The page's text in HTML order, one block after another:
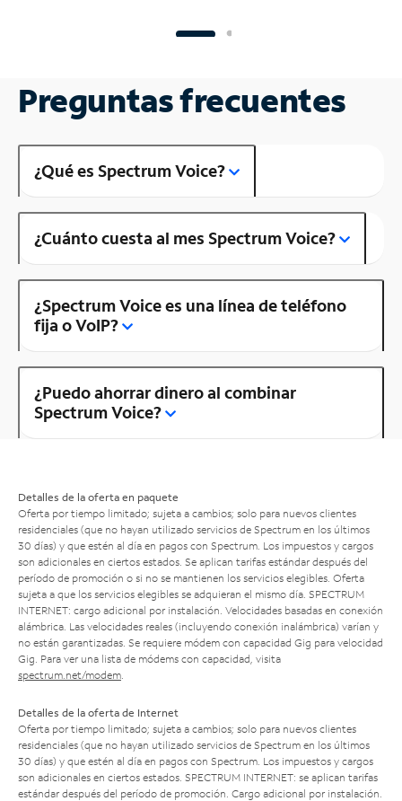
Preguntas frecuentes
¿Qué es Spectrum Voice?
¿Cuánto cuesta al mes Spectrum Voice?
¿Spectrum Voice es una línea de teléfono
fija o VoIP?
¿Puedo ahorrar dinero al combinar
Spectrum Voice?
Detalles de la oferta en paquete
Oferta por tiempo limitado; sujeta a cambios; solo para nuevos clientes
residenciales (que no hayan utilizado servicios de Spectrum en los últimos
30 días) y que estén al día en pagos con Spectrum. Los impuestos y cargos
son adicionales en ciertos estados. Se aplican tarifas estándar después del
período de promoción o si no se mantienen los servicios elegibles. Oferta
sujeta a que los servicios elegibles se adquieran el mismo día. SPECTRUM
INTERNET: cargo adicional por instalación. Velocidades basadas en conexión
alámbrica. Las velocidades reales (incluyendo conexión inalámbrica) varían y
no están garantizadas. Se requiere módem con capacidad Gig para velocidad
Gig. Para ver una lista de módems con capacidad, visita
spectrum.net/modem
Detalles de la oferta de Internet
Oferta por tiempo limitado; sujeta a cambios; solo para nuevos clientes
residenciales (que no hayan utilizado servicios de Spectrum en los últimos
30 días) y que estén al día en pagos con Spectrum. Los impuestos y cargos
son adicionales en ciertos estados. SPECTRUM INTERNET: se aplican tarifas
estándar después del período de promoción. Cargo adicional por instalación.